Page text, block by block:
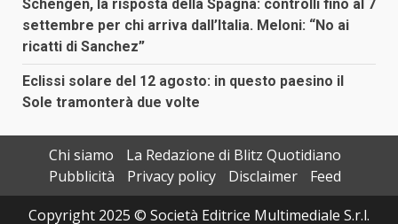
Schengen, la risposta della Spagna: controlli fino al 7
settembre per chi arriva dall’Italia. Meloni: “No ai
ricatti di Sanchez”
Eclissi solare del 12 agosto: in questo paesino il
Sole tramonterà due volte
Chi siamo
La Redazione di Blitz Quotidiano
Pubblicità
Privacy policy Disclaimer
Feed
Copyright 2025 © Società Editrice Multimediale S.r.l.